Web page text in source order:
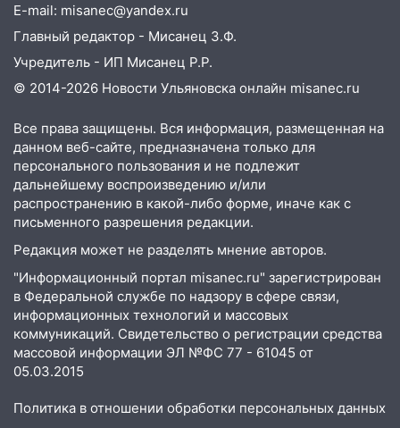
E-mail: misanec@yandex.ru
Главный редактор - Мисанец З.Ф.
Учредитель - ИП Мисанец Р.Р.
© 2014-2026 Новости Ульяновска онлайн misanec.ru
Все права защищены. Вся информация, размещенная на
данном веб-сайте, предназначена только для
персонального пользования и не подлежит
дальнейшему воспроизведению и/или
распространению в какой-либо форме, иначе как с
письменного разрешения редакции.
Редакция может не разделять мнение авторов.
"Информационный портал misanec.ru" зарегистрирован
в Федеральной службе по надзору в сфере связи,
информационных технологий и массовых
коммуникаций. Свидетельство о регистрации средства
массовой информации ЭЛ №ФС 77 - 61045 от
05.03.2015
Политика в отношении обработки персональных данных